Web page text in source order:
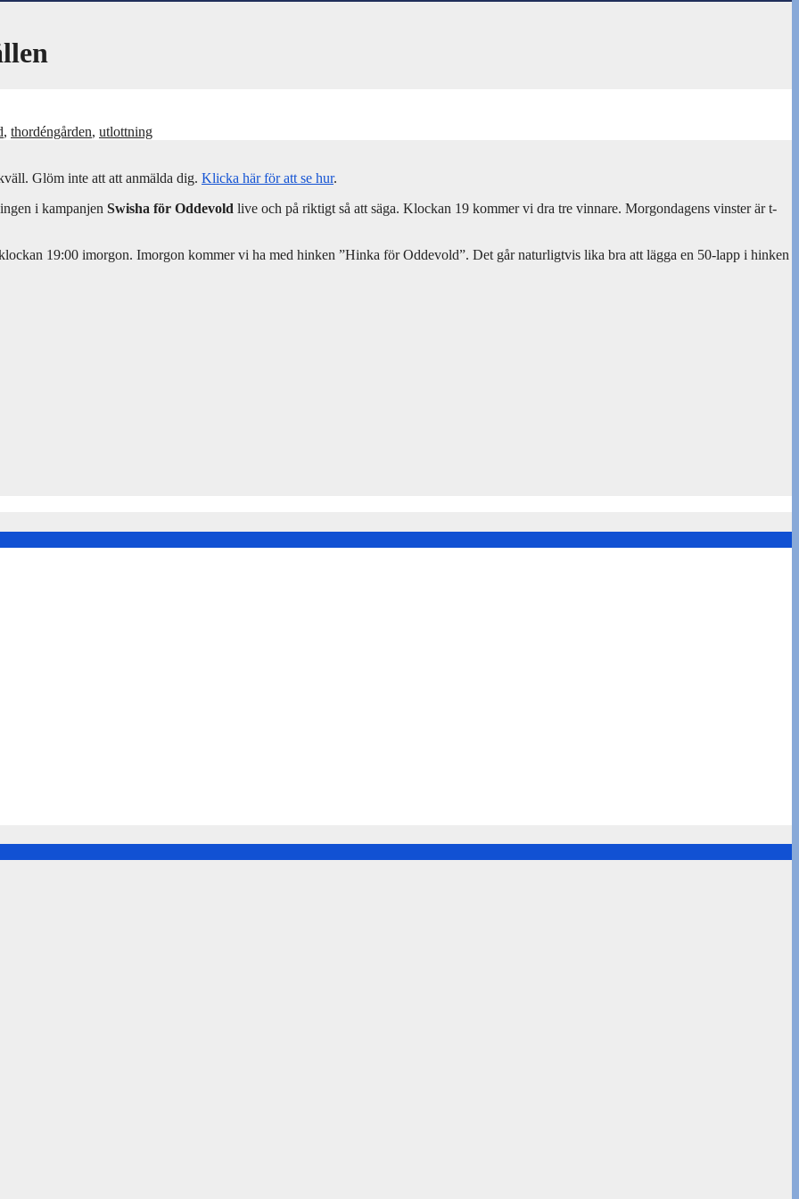
, thordéngården, utlottning
Glöm inte att att anmälda dig. Klicka här för att se hur.
i kampanjen Swisha för Oddevold live och på riktigt så att säga. Klockan 19 kommer vi dra tre vinnare. Morgondagens vinster är t-
19:00 imorgon. Imorgon kommer vi ha med hinken ”Hinka för Oddevold”. Det går naturligtvis lika bra att lägga en 50-lapp i hinken